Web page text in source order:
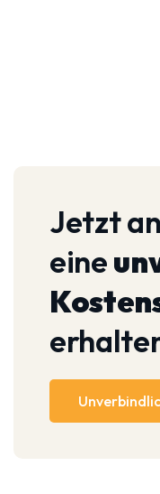
Jetzt
eine